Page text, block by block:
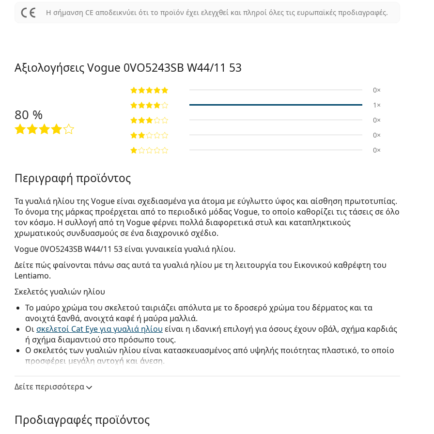
Η σήμανση CE αποδεικνύει ότι το προϊόν έχει ελεγχθεί και πληροί όλες τις ευρωπαϊκές προδιαγραφές.
Αξιολογήσεις Vogue 0VO5243SB W44/11 53
80 %
0×
1×
0×
0×
0×
Περιγραφή προϊόντος
Τα γυαλιά ηλίου της Vogue είναι σχεδιασμένα για άτομα με εύγλωττο ύφος και αίσθηση πρωτοτυπίας.
Το όνομα της μάρκας προέρχεται από το περιοδικό μόδας Vogue, το οποίο καθορίζει τις τάσεις σε όλο
τον κόσμο. Η συλλογή από τη Vogue φέρνει πολλά διαφορετικά στυλ και καταπληκτικούς
χρωματικούς συνδυασμούς σε ένα διαχρονικό σχέδιο.
Vogue 0VO5243SB W44/11 53είναι γυναικεία γυαλιά ηλίου.
Δείτε πώς φαίνονται πάνω σας αυτά τα γυαλιά ηλίου με τη λειτουργία του Εικονικού καθρέφτη του
Lentiamo.
Σκελετός γυαλιών ηλίου
Το μαύρο χρώμα του σκελετού ταιριάζει απόλυτα με το δροσερό χρώμα του δέρματος και τα
ανοιχτά ξανθά, ανοιχτά καφέ ή μαύρα μαλλιά.
Οισκελετοί Cat Eye για γυαλιά ηλίου είναι η ιδανική επιλογή για όσους έχουν οβάλ, σχήμα καρδιάς
ή σχήμα διαμαντιού στο πρόσωπο τους.
Ο σκελετός των γυαλιών ηλίου είναι κατασκευασμένος από υψηλής ποιότητας πλαστικό, το οποίο
προσφέρει μεγάλη αντοχή και άνεση.
Φακός γυαλιών ηλίου
Οι γκρι φακοί μειώνουν την ένταση του φωτός χωρίς να επηρεάζουν την αντίθεση ή να
Τα γυαλιά ηλίου έχουν
ντεγκραντέ φακούς
το κάτω μέρος του φακού είναι το πιο φωτεινό. Η πιο σκούρα απόχρωση στην κορυφή επιτρέπει το
Δείτε περισσότερα
Προδιαγραφές προϊόντος